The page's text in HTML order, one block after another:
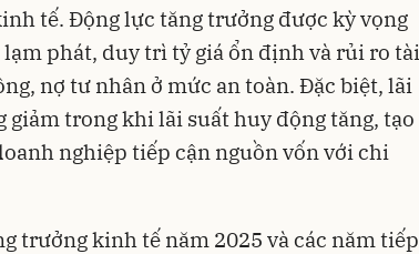
tế. Động lực tăng trưởng được kỳ vọng
phát, duy trì tỷ giá ổn định và rủi ro tài
nợ tư nhân ở mức an toàn. Đặc biệt, lãi
giảm trong khi lãi suất huy động tăng, tạo
nghiệp tiếp cận nguồn vốn với chi
trưởng kinh tế năm 2025 và các năm tiếp